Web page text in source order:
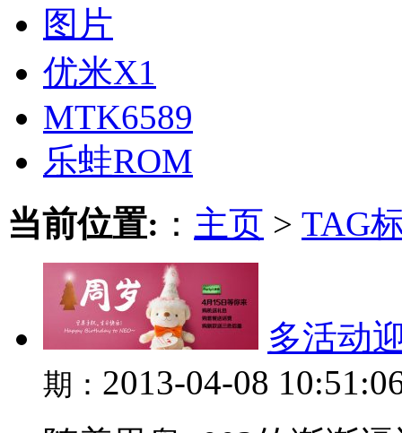
图片
优米X1
MTK6589
乐蛙ROM
当前位置: ： 主页 > TAG
多活动
期： 2013-04-08